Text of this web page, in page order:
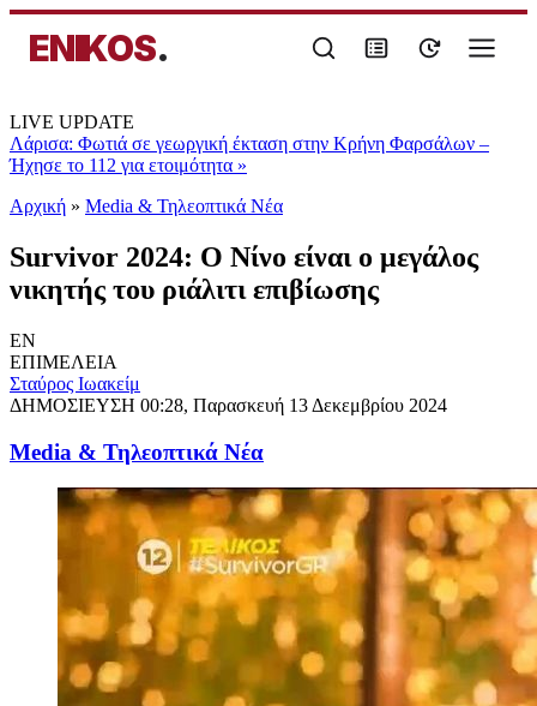
ENIKOS.
LIVE UPDATE
Λάρισα: Φωτιά σε γεωργική έκταση στην Κρήνη Φαρσάλων –
Ήχησε το 112 για ετοιμότητα »
Αρχική » Media & Τηλεοπτικά Νέα
Survivor 2024: Ο Νίνο είναι ο μεγάλος
νικητής του ριάλιτι επιβίωσης
EN
ΕΠΙΜΕΛΕΙΑ
Σταύρος Ιωακείμ
ΔΗΜΟΣΙΕΥΣΗ 00:28, Παρασκευή 13 Δεκεμβρίου 2024
Media & Τηλεοπτικά Νέα